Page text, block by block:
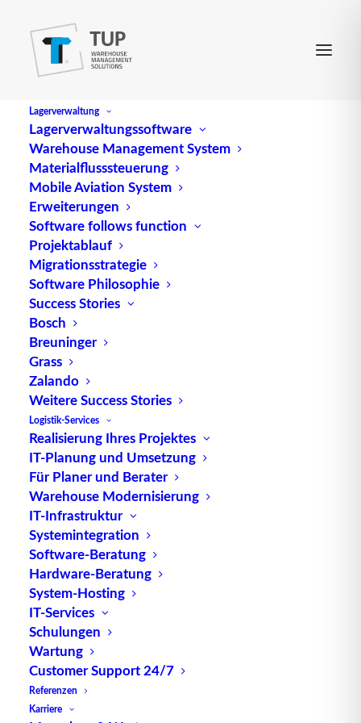
Lagerverwaltung
Lagerverwaltungssoftware
Warehouse Management System
Materialflusssteuerung
Mobile Aviation System
Erweiterungen
Software follows function
Projektablauf
Migrationsstrategie
Software Philosophie
Success Stories
Bosch
Breuninger
Grass
Zalando
Weitere Success Stories
Logistik-Services
Realisierung Ihres Projektes
IT-Planung und Umsetzung
Für Planer und Berater
Warehouse Modernisierung
IT-Infrastruktur
Systemintegration
Software-Beratung
Hardware-Beratung
System-Hosting
IT-Services
Schulungen
Wartung
Customer Support 24/7
Referenzen
Karriere
Backscatter
Die Backscatter-Technologie, auch bekannt als
Rückstreuung, ist eine effektive Methode zur
drahtlosen Datenübertragung zwischen
Lesegeräten und passiven Transpondern.
Insbesondere wird diese Methode häufig in Long-
Range-Systemen eingesetzt, um Daten über große
Entfernungen zu übertragen.
Das Grundprinzip der Backscatter-Technologie
besteht darin, dass das Lesegerät
elektromagnetische Wellen aussendet, die auf den
passiven Transponder treffen. Der Transponder
moduliert dann die reflektierten Wellen mit den
gespeicherten Daten und sendet sie zurück zum
Lesegerät. Dieser Vorgang ermöglicht die
Übertragung von Informationen, ohne dass der
Transponder eine eigene Stromquelle benötigt.
Die Rückstreuungstechnologie bietet mehrere
Vorteile, darunter eine einfache Implementierung,
niedrigeKosten
passive Transponder. Darüber hinaus ermöglicht sie
eine effiziente Kommunikation über große
Distanzen, was sie ideal für Anwendungen wie